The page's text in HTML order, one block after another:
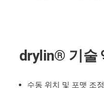
drylin® 기술
수동 위치 및 포맷 조